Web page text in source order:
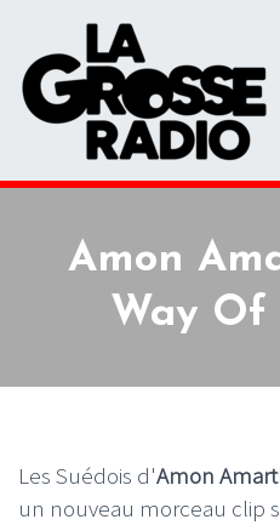
Amon
Way Of
Les Suédois d'Amon
un nouveau morceau clip